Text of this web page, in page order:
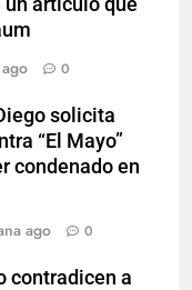
0
solicita
“El Mayo”
condenado en
ago 0
contradicen a